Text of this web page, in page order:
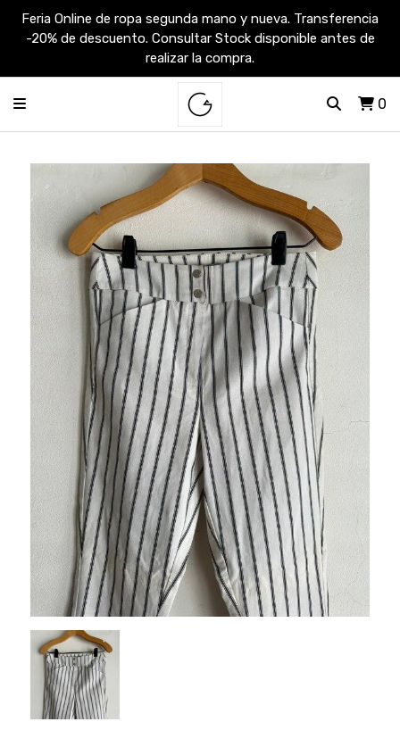
Feria Online de ropa segunda mano y nueva. Transferencia
-20% de descuento. Consultar Stock disponible antes de
realizar la compra.
0